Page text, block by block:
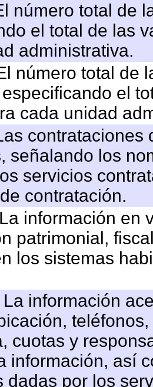
número total de
el total de las
administrativa.
número total de
el
cada unidad
señalando los
servicios
contratación.
información en
patrimonial,
los sistemas
información
cuotas y
información, así
dadas por los